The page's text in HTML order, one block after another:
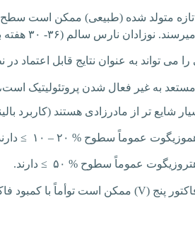
تازه متولد شده (طبیعی) ممکن است سطح
(۳۶- ۳۰ هفته بارداری) ممکن است سطح مرزی کم یا کمی کاهش یافته داشته باشند.
را می تواند به عنوان نتایج قابل اعتماد
به غیر فعال شدن پروتئولیتیک
شایع تر از مادرزادی هستند (کاربرد
هموزیگوت عموماً سطوح ۱۰ – ۲۰ % ≥
عموماً سطوح ۵۰ % ≥ دارند.
پنج (V) ممکن است توأماً با کمبود